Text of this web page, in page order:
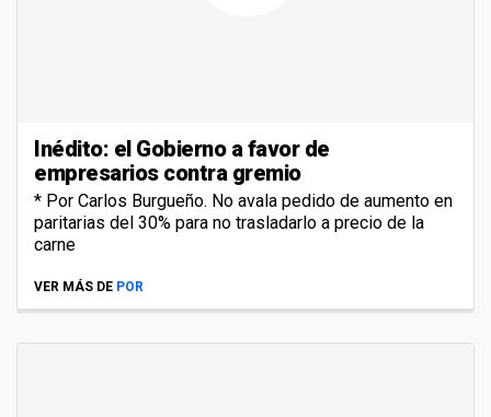
Inédito: el Gobierno a favor de
empresarios contra gremio
* Por Carlos Burgueño. No avala pedido de aumento en
paritarias del 30% para no trasladarlo a precio de la
carne
VER MÁS DE POR